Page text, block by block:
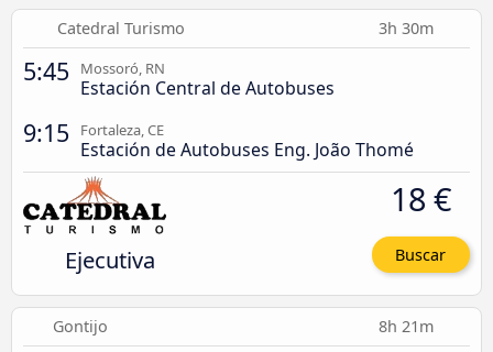
Catedral Turismo 3h 30m
5:45 Mossoró, RN
Estación Central de Autobuses
9:15 Fortaleza, CE
Estación de Autobuses Eng. João Thomé
Ejecutiva
18 €
Buscar
Gontijo 8h 21m